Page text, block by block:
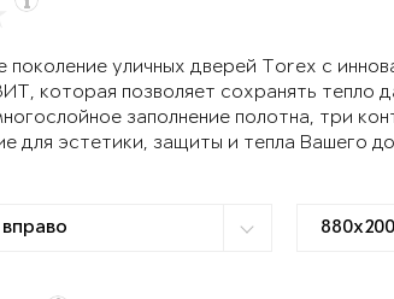
уличных дверей Torex с
которая позволяет сохранять тепло
заполнение полотна, три
для эстетики, защиты и тепла Вашего